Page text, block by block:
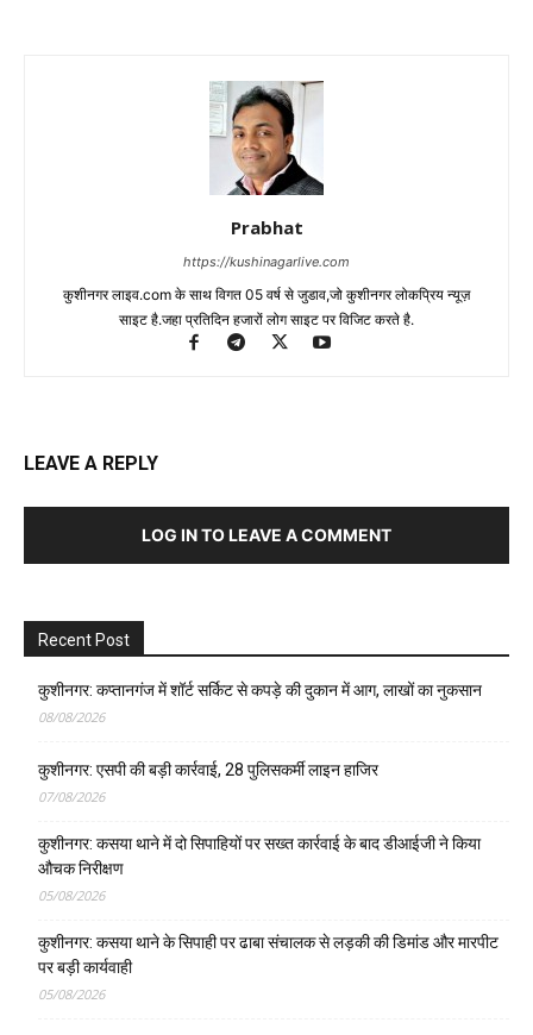
Prabhat
https://kushinagarlive.com
कुशीनगर लाइव.com के साथ विगत 05 वर्ष से जुडाव,जो कुशीनगर लोकप्रिय न्यूज़
साइट है.जहा प्रतिदिन हजारों लोग साइट पर विजिट करते है.
LEAVE A REPLY
LOG IN TO LEAVE A COMMENT
Recent Post
कुशीनगर: कप्तानगंज में शॉर्ट सर्किट से कपड़े की दुकान में आग, लाखों का नुकसान
08/08/2026
कुशीनगर: एसपी की बड़ी कार्रवाई, 28 पुलिसकर्मी लाइन हाजिर
07/08/2026
कुशीनगर: कसया थाने में दो सिपाहियों पर सख्त कार्रवाई के बाद डीआईजी ने किया
औचक निरीक्षण
05/08/2026
कुशीनगर: कसया थाने के सिपाही पर ढाबा संचालक से लड़की की डिमांड और मारपीट
पर बड़ी कार्यवाही
05/08/2026